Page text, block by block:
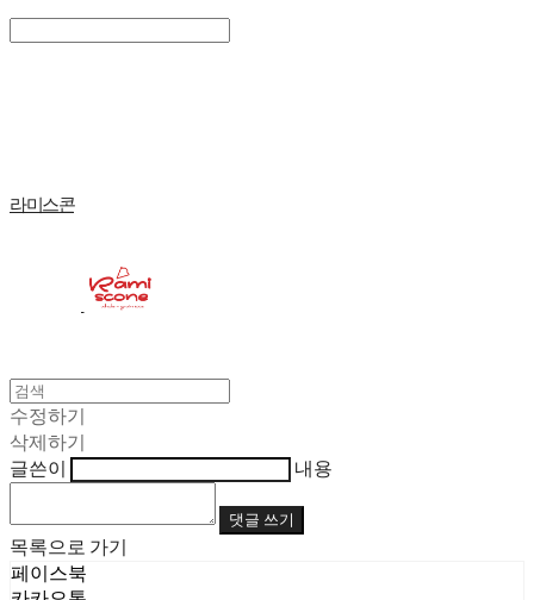
라미스콘
수정하기
삭제하기
글쓴이
내용
댓글 쓰기
목록으로 가기
페이스북